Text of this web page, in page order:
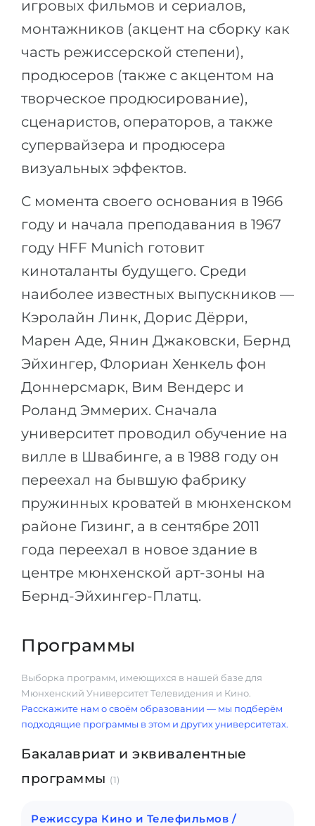
игровых фильмов и сериалов,
монтажников (акцент на сборку как
часть режиссерской степени),
продюсеров (также с акцентом на
творческое продюсирование),
сценаристов, операторов, а также
супервайзера и продюсера
визуальных эффектов.
С момента своего основания в 1966
году и начала преподавания в 1967
году HFF Munich готовит
киноталанты будущего. Среди
наиболее известных выпускников —
Кэролайн Линк, Дорис Дёрри,
Марен Аде, Янин Джаковски, Бернд
Эйхингер, Флориан Хенкель фон
Доннерсмарк, Вим Вендерс и
Роланд Эммерих. Сначала
университет проводил обучение на
вилле в Швабинге, а в 1988 году он
переехал на бывшую фабрику
пружинных кроватей в мюнхенском
районе Гизинг, а в сентябре 2011
года переехал в новое здание в
центре мюнхенской арт-зоны на
Бернд-Эйхингер-Платц.
Программы
Выборка программ, имеющихся в нашей базе для
Мюнхенский Университет Телевидения и Кино.
Расскажите нам о своём образовании — мы подберём
подходящие программы в этом и других университетах.
Бакалавриат и эквивалентные
программы (1)
Режиссура Кино и Телефильмов /